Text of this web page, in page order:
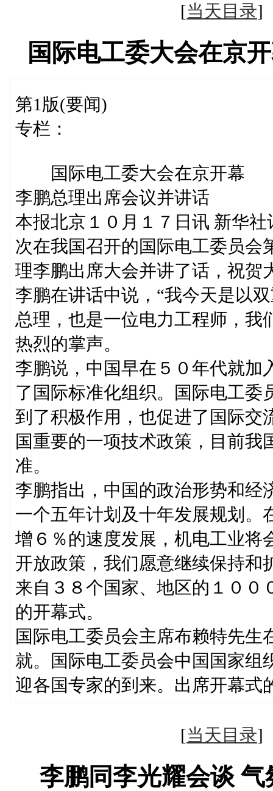
[当天目录
国际电工委大会在京
第1版(要闻)
专栏：
国际电工委大会在京开幕
李鹏总理出席会议并讲话
本报北京１０月１７日讯 新华
次在我国召开的国际电工委员会
理李鹏出席大会并讲了话，祝贺
李鹏在讲话中说，“我今天是以
总理，也是一位电力工程师，我
热烈的掌声。
李鹏说，中国早在５０年代就加
了国际标准化组织。国际电工委
到了积极作用，也促进了国际交
国重要的一项技术政策，目前
准。
李鹏指出，中国的政治形势和经
一个五年计划及十年发展规划。
增６％的速度发展，机电工业将
开放政策，我们愿意继续保持和
来自３８个国家、地区的１００
的开幕式。
国际电工委员会主席布赖特先
就。国际电工委员会中国国家组
迎各国专家的到来。出席开幕式
[当天目录
李鹏同李光耀会谈